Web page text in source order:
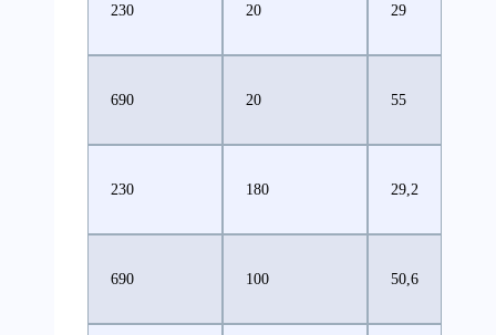
230 20 29
690 20 55
230 180 29,2
690 100 50,6